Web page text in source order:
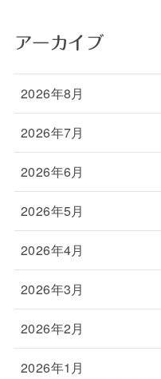
アーカイブ
2026年8月
2026年7月
2026年6月
2026年5月
2026年4月
2026年3月
2026年2月
2026年1月